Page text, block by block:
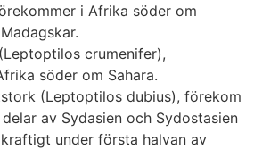
i Afrika söder om
crumenifer),
söder om Sahara.
(Leptoptilos dubius), förekom
av Sydasien och Sydostasien
under första halvan av